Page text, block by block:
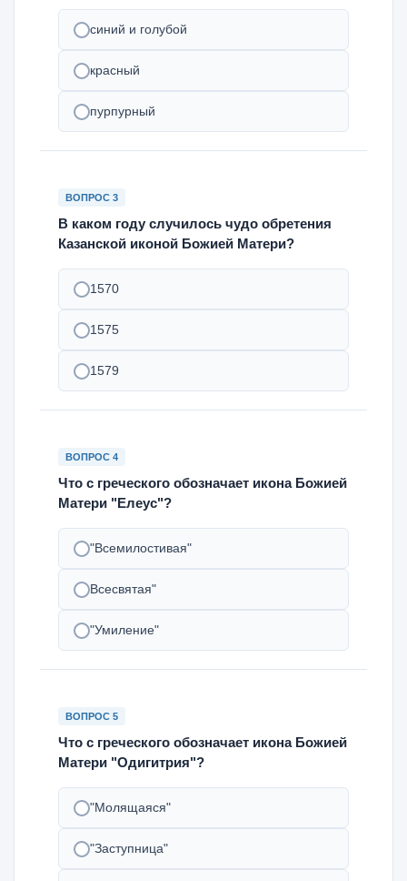
синий и голубой
красный
пурпурный
ВОПРОС 3
В каком году случилось чудо обретения
Казанской иконой Божией Матери?
1570
1575
1579
ВОПРОС 4
Что с греческого обозначает икона Божией
Матери "Елеус"?
"Всемилостивая"
Всесвятая"
"Умиление"
ВОПРОС 5
Что с греческого обозначает икона Божией
Матери "Одигитрия"?
"Молящаяся"
"Заступница"